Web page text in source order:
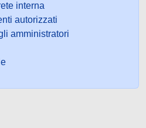
interna
autorizzati
amministratori